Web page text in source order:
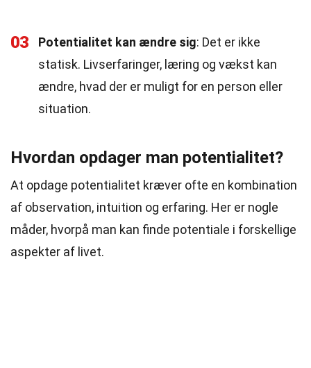
03 Potentialitet kan ændre sig: Det er ikke
statisk. Livserfaringer, læring og vækst kan
ændre, hvad der er muligt for en person eller
situation.
Hvordan opdager man potentialitet?
At opdage potentialitet kræver ofte en kombination
af observation, intuition og erfaring. Her er nogle
måder, hvorpå man kan finde potentiale i forskellige
aspekter af livet.